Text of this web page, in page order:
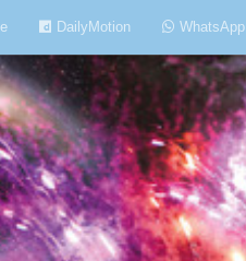
DailyMotion WhatsApp